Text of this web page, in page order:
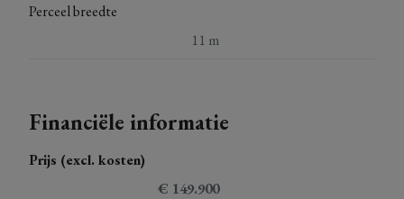
Perceel breedte
11 m
Financiële informatie
Prijs (excl. kosten)
€ 149.900